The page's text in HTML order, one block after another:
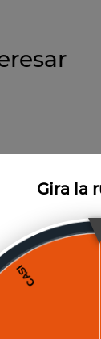
Gira la